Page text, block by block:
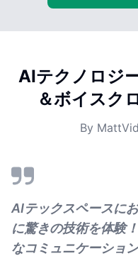
AIテクノロジ
＆ボイスク
By
AIテックスペースに
に驚きの技術を体験
なコミュニケーショ